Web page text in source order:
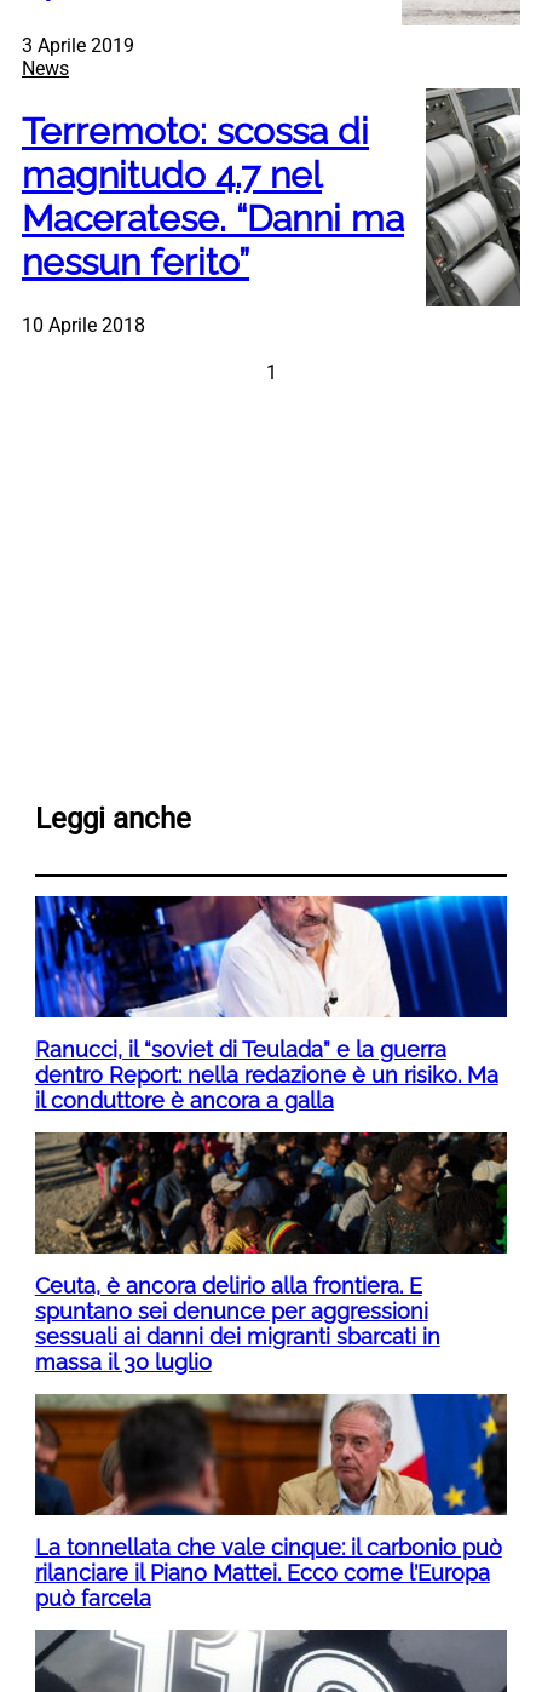
3 Aprile 2019
News
Terremoto: scossa di
magnitudo 4.7 nel
Maceratese. “Danni ma
nessun ferito”
10 Aprile 2018
1
Leggi anche
Ranucci, il “soviet di Teulada” e la guerra
dentro Report: nella redazione è un risiko. Ma
il conduttore è ancora a galla
Ceuta, è ancora delirio alla frontiera. E
spuntano sei denunce per aggressioni
sessuali ai danni dei migranti sbarcati in
massa il 30 luglio
La tonnellata che vale cinque: il carbonio può
rilanciare il Piano Mattei. Ecco come l’Europa
può farcela